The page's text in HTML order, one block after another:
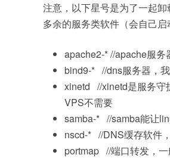
注意，以下星号是为了一起卸
多余的服务类软件（会自己启
apache2-* //apache服务
bind9-* //dns服务器，
xinetd //xinetd是服务守
VPS不需要
samba-* //samba能让
nscd-* //DNS缓存软件
portmap //端口转发，